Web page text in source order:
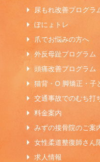
尿もれ改善プログラ
ぽにょトレ
爪でお悩みの方へ
外反母趾プログラム
頭痛改善プログラム
猫背・O 脚矯正・子
交通事故でのむち打
料金案内
みずの接骨院のご案
女性柔道整復師さん
求人情報